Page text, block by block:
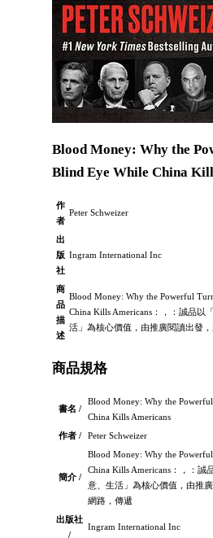
Blood Money: Why the
Blind Eye While China
作
者
Peter Schweizer
出
版
社
Ingram International Inc
商
品
描
述
Blood Money: Why the Powerful
China Kills Americans：，：誠品以
活」為核心價值，由推廣閱讀出發
商品規格
書名 /
Blood Money: Why the
China Kills Americans
作者 /
Peter Schweizer
簡介 /
Blood Money: Why the
China Kills Americans：，：誠
意、生活」為核心價值，由推
網路，傳遞
出版社
/
Ingram International Inc